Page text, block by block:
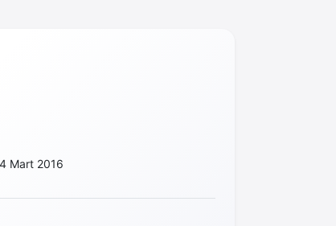
Mart 2016